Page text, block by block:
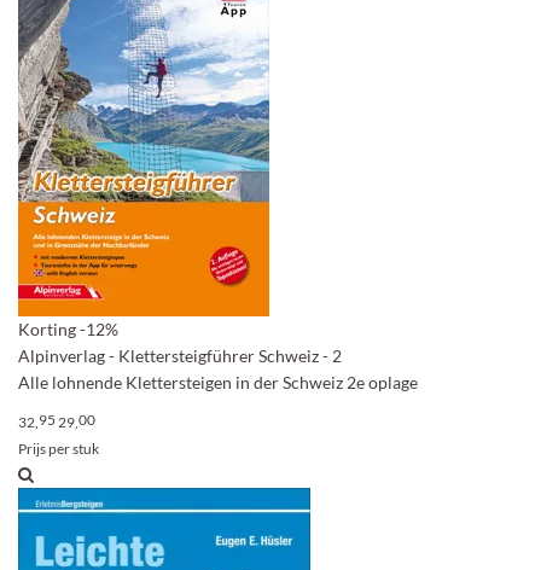
Korting-12%
Alpinverlag - Klettersteigführer Schweiz - 2
Alle lohnende Klettersteigen in der Schweiz 2e oplage
32,95 29,00
Prijs per stuk